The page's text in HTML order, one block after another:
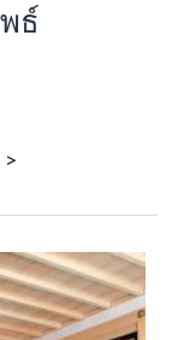
ธ์